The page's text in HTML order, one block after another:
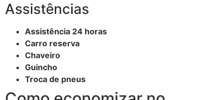
Assistências
Assistência 24 horas
Carro reserva
Chaveiro
Guincho
Troca de pneus